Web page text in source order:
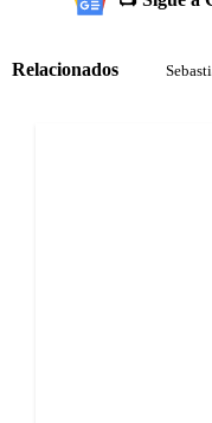
Relacionados